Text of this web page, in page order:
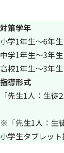
対策学年
小学1年生～6年生
中学1年生～3年生
高校1年生～3年生
指導形式
「先生1人：生
※「先生1人：生
小学生タブレット